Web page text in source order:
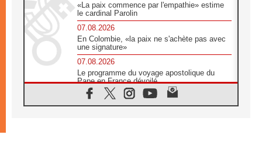
«La paix commence par l'empathie» estime
le cardinal Parolin
07.08.2026
En Colombie, «la paix ne s'achète pas avec
une signature»
07.08.2026
Le programme du voyage apostolique du
Pape en France dévoilé
07.08.2026
1ère Conférence continentale sur l'éducation